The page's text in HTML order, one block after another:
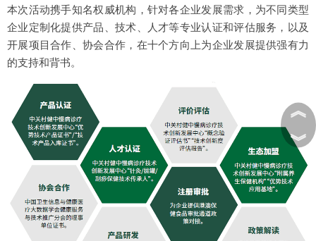
本次活动携手知名权威机构，针对各企业发展需求，为不同类型
企业定制化提供产品、技术、人才等专业认证和评估服务，以及
开展项目合作、协会合作，在十个方向上为企业发展提供强有力
的支持和背书。
︽
︾